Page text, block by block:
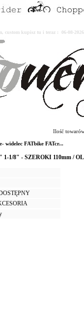
custom kupisz tu i teraz : 06-08-
Ilość
widelec FATbike FATcr...
1-1/8" - SZEROKI 110mm /